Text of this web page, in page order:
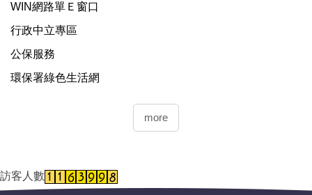
WIN網路單Ｅ窗口
行政中立專區
公保服務
環保署綠色生活網
more
訪客人數